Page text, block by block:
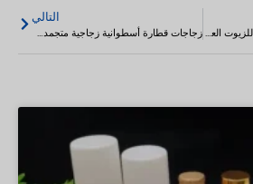
زجاجات قطارة زجاجية فاخرة للزيوت العطرية 30 مل
التالي
زجاجات قطارة أسطوانية زجاجية متجمدة مخصصة 10-120 مل